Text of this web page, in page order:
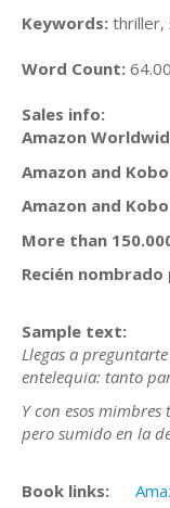
Keywords: thriller,
Word Count:
Sales info:
Amazon
Amazon and
Amazon and
More than
Recién
Sample text:
Llegas a
entelequia: tanto
Y con esos
pero sumido en la
Book links: